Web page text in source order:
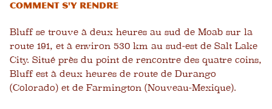
Comment s'y rendre
Bluff se trouve à deux heures au sud de Moab sur la
route 191, et à environ 530 km au sud-est de Salt Lake
City. Situé près du point de rencontre des quatre coins,
Bluff est à deux heures de route de Durango
(Colorado) et de Farmington (Nouveau-Mexique).